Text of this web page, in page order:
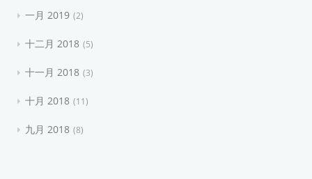
一月 2019 2
十二月 2018 5
十一月 2018 3
十月 2018 11
九月 2018 8